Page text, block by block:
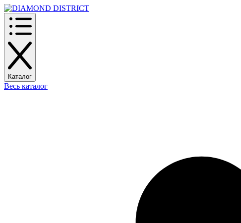
Каталог
Весь каталог